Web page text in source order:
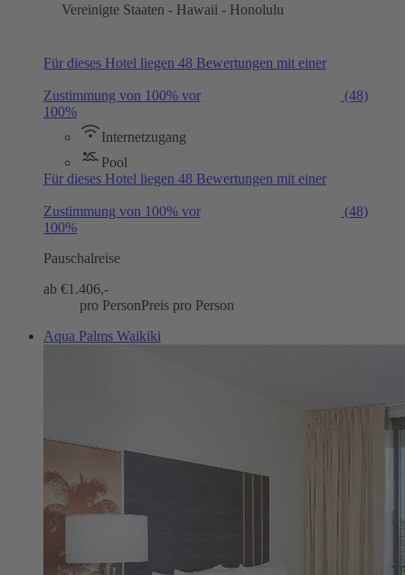
Vereinigte Staaten - Hawaii - Honolulu
Für dieses Hotel liegen 48 Bewertungen mit einer
Zustimmung von 100% vor
(48)
100%
Internetzugang
Pool
Für dieses Hotel liegen 48 Bewertungen mit einer
Zustimmung von 100% vor
(48)
100%
Pauschalreise
ab €1.406,-
pro PersonPreis pro Person
Aqua Palms Waikiki